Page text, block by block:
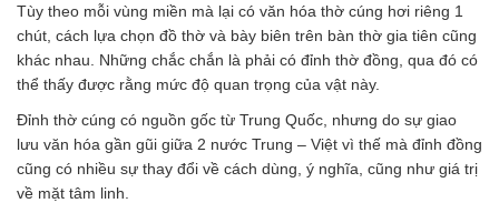
Tùy theo mỗi vùng miền mà lại có văn hóa thờ cúng hơi riêng 1
chút, cách lựa chọn đồ thờ và bày biên trên bàn thờ gia tiên cũng
khác nhau. Những chắc chắn là phải có đỉnh thờ đồng, qua đó có
thể thấy được rằng mức độ quan trọng của vật này.
Đỉnh thờ cúng có nguồn gốc từ Trung Quốc, nhưng do sự giao
lưu văn hóa gần gũi giữa 2 nước Trung – Việt vì thế mà đỉnh đồng
cũng có nhiều sự thay đổi về cách dùng, ý nghĩa, cũng như giá trị
về mặt tâm linh.